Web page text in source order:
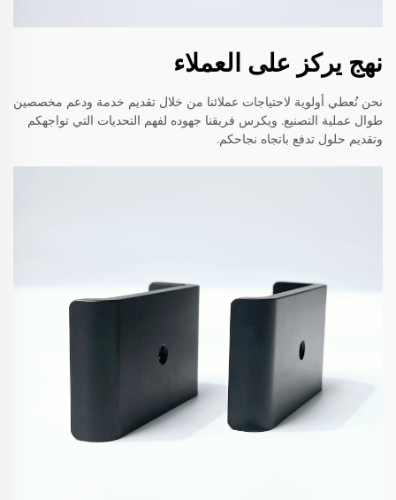
نهج يركز على العملاء
نحن نُعطي أولوية لاحتياجات عملائنا من خلال تقديم خدمة ودعم مخصصين
طوال عملية التصنيع. ويكرس فريقنا جهوده لفهم التحديات التي تواجهكم
وتقديم حلول تدفع باتجاه نجاحكم.